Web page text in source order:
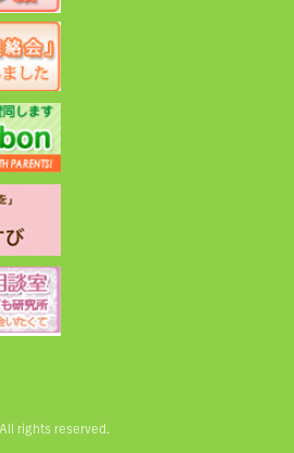
rights reserved.